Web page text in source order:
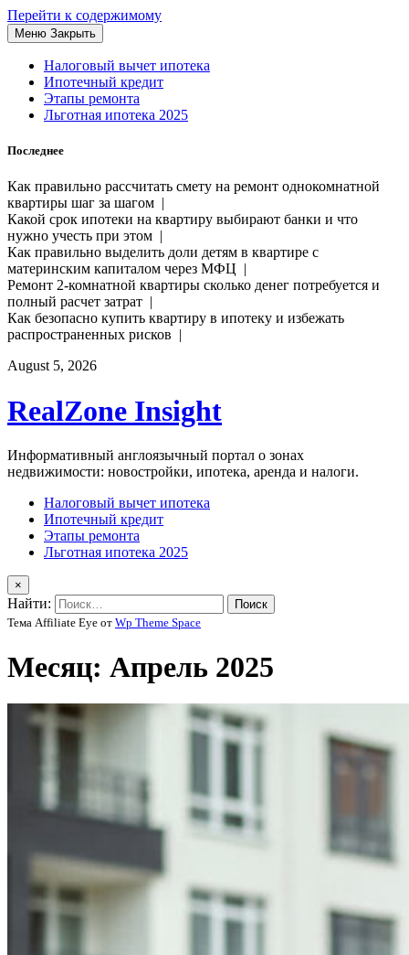
Перейти к содержимому
Меню Закрыть
Налоговый вычет ипотека
Ипотечный кредит
Этапы ремонта
Льготная ипотека 2025
Последнее
Как правильно рассчитать смету на ремонт однокомнатной
квартиры шаг за шагом |
Какой срок ипотеки на квартиру выбирают банки и что
нужно учесть при этом |
Как правильно выделить доли детям в квартире с
материнским капиталом через МФЦ |
Ремонт 2-комнатной квартиры сколько денег потребуется и
полный расчет затрат |
Как безопасно купить квартиру в ипотеку и избежать
распространенных рисков |
August 5, 2026
RealZone Insight
Информативный англоязычный портал о зонах
недвижимости: новостройки, ипотека, аренда и налоги.
Налоговый вычет ипотека
Ипотечный кредит
Этапы ремонта
Льготная ипотека 2025
×
Найти:
Тема Affiliate Eye от Wp Theme Space
Месяц: Апрель 2025